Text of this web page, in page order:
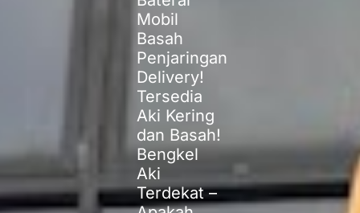
Mobil
Basah
Penjaringan
Delivery!
Tersedia
Aki Kering
dan Basah!
Bengkel
Aki
Terdekat –